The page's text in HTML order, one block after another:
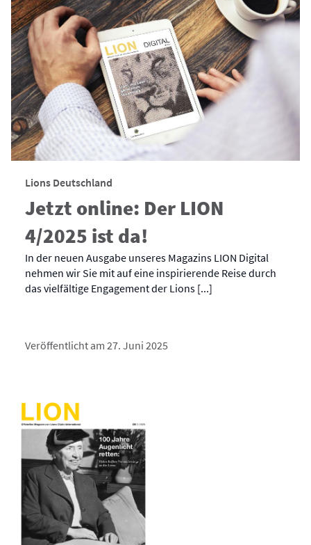
Lions Deutschland
Jetzt online: Der LION
4/2025 ist da!
In der neuen Ausgabe unseres Magazins LION Digital
nehmen wir Sie mit auf eine inspirierende Reise durch
das vielfältige Engagement der Lions [...]
Veröffentlicht am 27. Juni 2025